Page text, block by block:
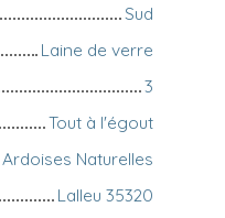
Sud
Laine de verre
3
Tout à l'égout
Ardoises Naturelles
Lalleu 35320